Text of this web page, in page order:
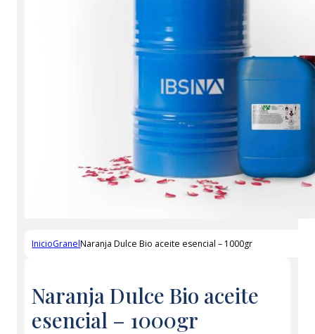
InicioGranelNaranja Dulce Bio aceite esencial – 1000gr
Naranja Dulce Bio aceite
esencial – 1000gr